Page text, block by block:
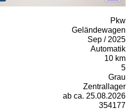
Pkw
Geländewagen
Sep / 2025
Automatik
10 km
5
Grau
Zentrallager
ab ca. 25.08.2026
354177